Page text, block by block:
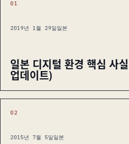
01
2019년 1월 29일일본
일본 디지털 환경 핵심 사
업데이트)
02
2015년 7월 5일일본